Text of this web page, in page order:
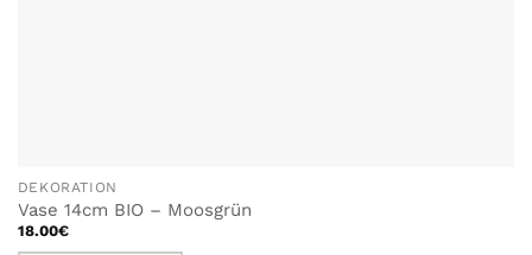
DEKORATION
Vase 14cm BIO – Moosgrün
18.00€